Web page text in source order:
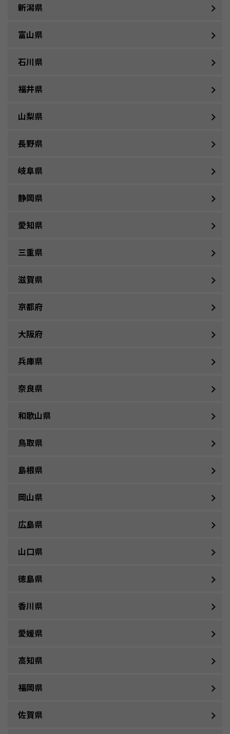
新潟県
富山県
石川県
福井県
山梨県
長野県
岐阜県
静岡県
愛知県
三重県
滋賀県
京都府
大阪府
兵庫県
奈良県
和歌山県
鳥取県
島根県
岡山県
広島県
山口県
徳島県
香川県
愛媛県
高知県
福岡県
佐賀県